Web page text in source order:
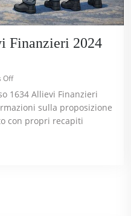
Finanzieri 2024
Off
1634 Allievi Finanzieri
sulla proposizione
con propri recapiti